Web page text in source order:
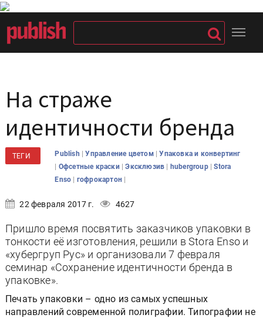
На страже
идентичности бренда
ТЕГИ Publish |Управление цветом |Упаковка и конвертинг
| Офсетные краски |Эксклюзив | hubergroup |Stora
Enso | гофрокартон |
22 февраля 2017 г. 4627
Пришло время посвятить заказчиков упаковки в
тонкости её изготовления, решили в Stora Enso и
«хубергруп Рус» и организовали 7 февраля
семинар «Сохранение идентичности бренда в
упаковке».
Печать упаковки – одно из самых успешных
направлений современной полиграфии. Типографии не